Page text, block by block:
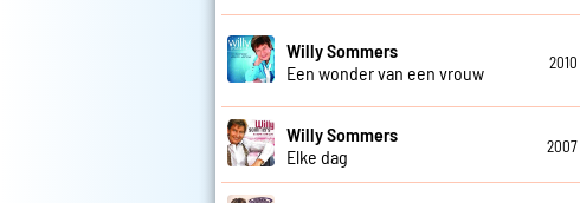
Willy Sommers
Een wonder van een vrouw
2010
Willy Sommers
Elke dag
2007